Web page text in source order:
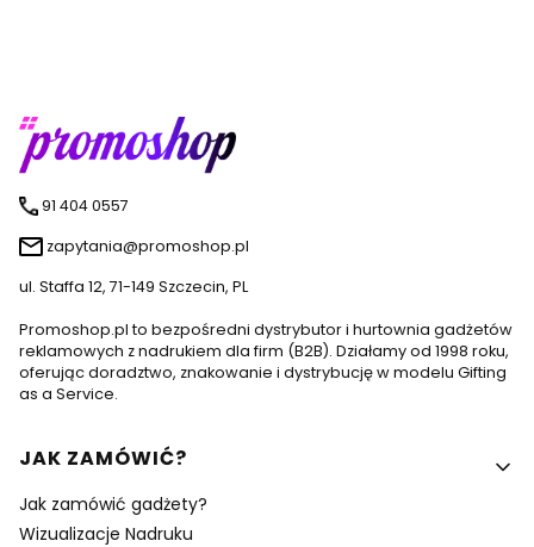
91 404 0557
zapytania@promoshop.pl
ul. Staffa 12, 71-149 Szczecin, PL
Promoshop.pl to bezpośredni dystrybutor i hurtownia gadżetów
reklamowych z nadrukiem dla firm (B2B). Działamy od 1998 roku,
oferując doradztwo, znakowanie i dystrybucję w modelu Gifting
as a Service.
Linki w stopce
JAK ZAMÓWIĆ?
Jak zamówić gadżety?
Wizualizacje Nadruku